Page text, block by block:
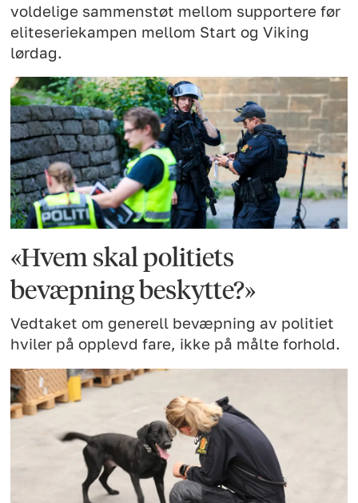
voldelige sammenstøt mellom supportere før
eliteseriekampen mellom Start og Viking
lørdag.
«Hvem skal politiets
bevæpning beskytte?»
Vedtaket om generell bevæpning av politiet
hviler på opplevd fare, ikke på målte forhold.